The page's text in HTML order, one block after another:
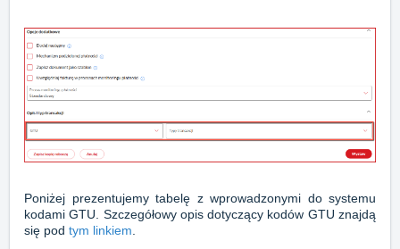
Poniżej prezentujemy tabelę z wprowadzonymi do systemu
kodami GTU. Szczegółowy opis dotyczący kodów GTU znajdą
się pod tym linkiem.